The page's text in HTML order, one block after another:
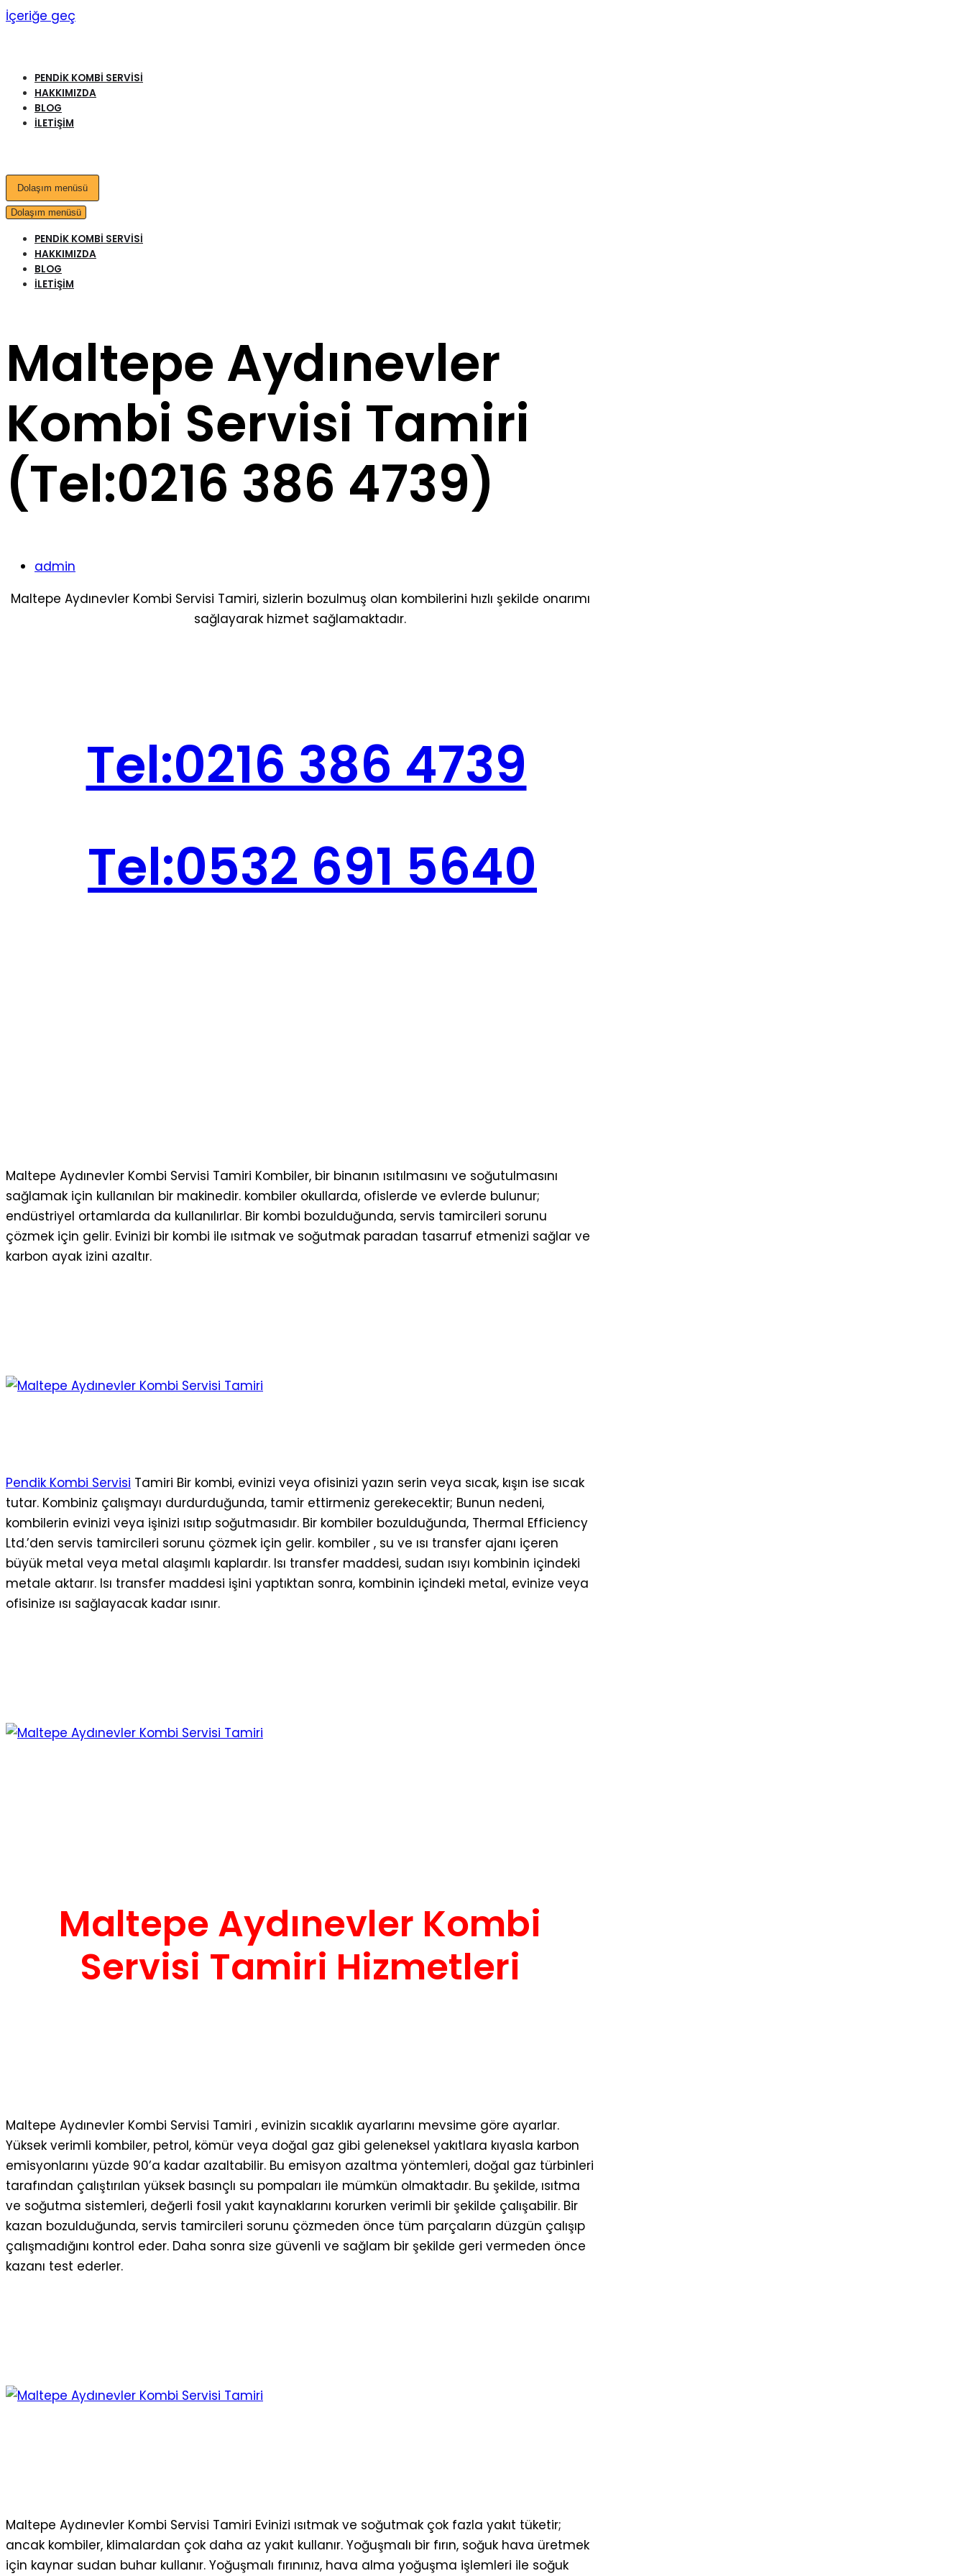
İçeriğe geç
PENDIK KOMBI SERVISI
HAKKIMIZDA
BLOG
İLETIŞIM
Dolaşım menüsü
Dolaşım menüsü
PENDIK KOMBI SERVISI
HAKKIMIZDA
BLOG
İLETIŞIM
Maltepe Aydınevler
Kombi Servisi Tamiri
(Tel:0216 386 4739)
admin
Maltepe Aydınevler Kombi Servisi Tamiri, sizlerin bozulmuş olan kombilerini hızlı şekilde onarımı
sağlayarak hizmet sağlamaktadır.
Tel:0216 386 4739
Tel:0532 691 5640
Maltepe Aydınevler Kombi Servisi Tamiri Kombiler, bir binanın ısıtılmasını ve soğutulmasını
sağlamak için kullanılan bir makinedir. kombiler okullarda, ofislerde ve evlerde bulunur;
endüstriyel ortamlarda da kullanılırlar. Bir kombi bozulduğunda, servis tamircileri sorunu
çözmek için gelir. Evinizi bir kombi ile ısıtmak ve soğutmak paradan tasarruf etmenizi sağlar ve
karbon ayak izini azaltır.
Pendik Kombi Servisi Tamiri Bir kombi, evinizi veya ofisinizi yazın serin veya sıcak, kışın ise sıcak
tutar. Kombiniz çalışmayı durdurduğunda, tamir ettirmeniz gerekecektir; Bunun nedeni,
kombilerin evinizi veya işinizi ısıtıp soğutmasıdır. Bir kombiler bozulduğunda, Thermal Efficiency
Ltd.’den servis tamircileri sorunu çözmek için gelir. kombiler , su ve ısı transfer ajanı içeren
büyük metal veya metal alaşımlı kaplardır. Isı transfer maddesi, sudan ısıyı kombinin içindeki
metale aktarır. Isı transfer maddesi işini yaptıktan sonra, kombinin içindeki metal, evinize veya
ofisinize ısı sağlayacak kadar ısınır.
Maltepe Aydınevler Kombi
Servisi Tamiri Hizmetleri
Maltepe Aydınevler Kombi Servisi Tamiri , evinizin sıcaklık ayarlarını mevsime göre ayarlar.
Yüksek verimli kombiler, petrol, kömür veya doğal gaz gibi geleneksel yakıtlara kıyasla karbon
emisyonlarını yüzde 90’a kadar azaltabilir. Bu emisyon azaltma yöntemleri, doğal gaz türbinleri
tarafından çalıştırılan yüksek basınçlı su pompaları ile mümkün olmaktadır. Bu şekilde, ısıtma
ve soğutma sistemleri, değerli fosil yakıt kaynaklarını korurken verimli bir şekilde çalışabilir. Bir
kazan bozulduğunda, servis tamircileri sorunu çözmeden önce tüm parçaların düzgün çalışıp
çalışmadığını kontrol eder. Daha sonra size güvenli ve sağlam bir şekilde geri vermeden önce
kazanı test ederler.
Maltepe Aydınevler Kombi Servisi Tamiri Evinizi ısıtmak ve soğutmak çok fazla yakıt tüketir;
ancak kombiler, klimalardan çok daha az yakıt kullanır. Yoğuşmalı bir fırın, soğuk hava üretmek
için kaynar sudan buhar kullanır. Yoğuşmalı fırınınız, hava alma yoğuşma işlemleri ile soğuk